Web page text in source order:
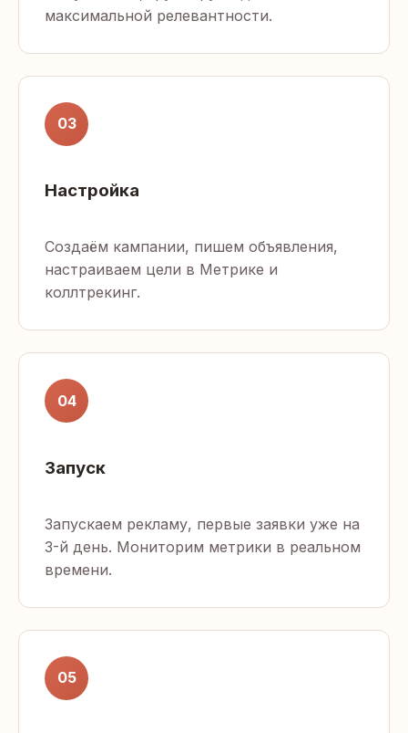
максимальной релевантности.
03
Настройка
Создаём кампании, пишем объявления,
настраиваем цели в Метрике и
коллтрекинг.
04
Запуск
Запускаем рекламу, первые заявки уже на
3-й день. Мониторим метрики в реальном
времени.
05